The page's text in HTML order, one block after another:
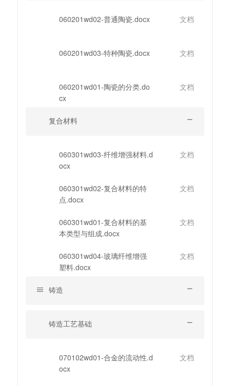
060201wd02-普通陶瓷.docx 文档
060201wd03-特种陶瓷.docx 文档
060201wd01-陶瓷的分类.do
cx
文档
复合材料
060301wd03-纤维增强材料.d
ocx
文档
060301wd02-复合材料的特
点.docx
文档
060301wd01-复合材料的基
本类型与组成.docx
文档
060301wd04-玻璃纤维增强
塑料.docx
文档
铸造
铸造工艺基础
070102wd01-合金的流动性.d
ocx
文档